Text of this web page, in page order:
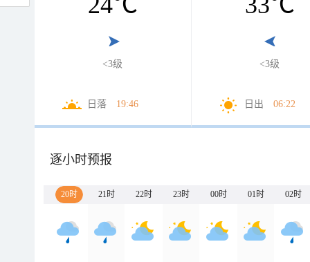
<3级
日落 19:46
<3级
日出 06:22
逐小时预报
20时 21时 22时 23时 00时 01时 02时